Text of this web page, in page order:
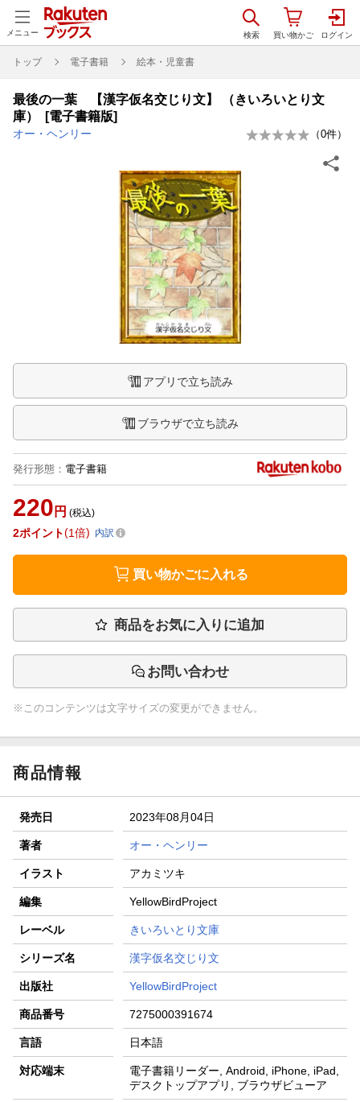
メニュー
トップ 電子書籍 絵本・児童書
最後の一葉 【漢字仮名交じり文】 （きいろいとり文
庫） [電子書籍版]
オー・ヘンリー （0件）
アプリで立ち読み
ブラウザで立ち読み
発行形態 ： 電子書籍
220 円 (税込)
2ポイント 1倍 内訳
買い物かごに入れる
商品をお気に入りに追加
お問い合わせ
※このコンテンツは文字サイズの変更ができません。
商品情報
発売日 2023年08月04日
著者 オー・ヘンリー
イラスト アカミツキ
編集 YellowBirdProject
レーベル きいろいとり文庫
シリーズ名 漢字仮名交じり文
出版社 YellowBirdProject
商品番号 7275000391674
言語 日本語
対応端末
電子書籍リーダー, Android, iPhone, iPad,
デスクトップアプリ, ブラウザビューア